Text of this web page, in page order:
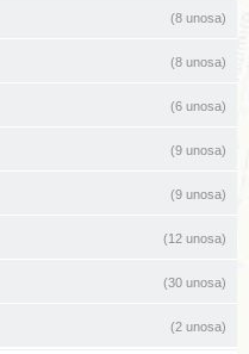
(8 unosa)
(8 unosa)
(6 unosa)
(9 unosa)
(9 unosa)
(12 unosa)
(30 unosa)
(2 unosa)